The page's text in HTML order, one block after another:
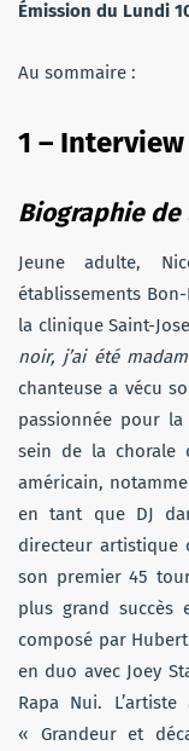
Émission du Lundi
Au sommaire :
1 –
Biographie de
Jeune adulte,
établissements
la clinique Saint-
noir, j’ai été
chanteuse a vécu
passionnée pour
sein de la chorale
américain,
en tant que DJ
directeur artistique
son premier 45
plus grand succès
composé par
en duo avec Joey
Rapa Nui.
« Grandeur et